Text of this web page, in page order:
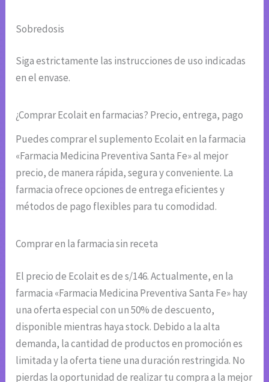
Sobredosis
Siga estrictamente las instrucciones de uso indicadas
en el envase.
¿Comprar Ecolait en farmacias? Precio, entrega, pago
Puedes comprar el suplemento Ecolait en la farmacia
«Farmacia Medicina Preventiva Santa Fe» al mejor
precio, de manera rápida, segura y conveniente. La
farmacia ofrece opciones de entrega eficientes y
métodos de pago flexibles para tu comodidad.
Comprar en la farmacia sin receta
El precio de Ecolait es de s/146. Actualmente, en la
farmacia «Farmacia Medicina Preventiva Santa Fe» hay
una oferta especial con un 50% de descuento,
disponible mientras haya stock. Debido a la alta
demanda, la cantidad de productos en promoción es
limitada y la oferta tiene una duración restringida. No
pierdas la oportunidad de realizar tu compra a la mejor